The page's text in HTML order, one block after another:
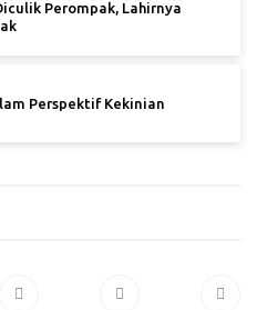
Perompak, Lahirnya
Perspektif Kekinian